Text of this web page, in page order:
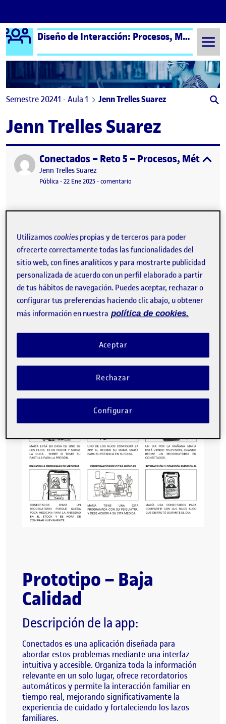
Saltar al contenido
Logo Ágora Diseño de Interacción: Procesos, Métodos y Técnicas – Aula 1
Semestre 20241 - Aula 1 Jenn Trelles Suarez
Jenn Trelles Suarez
Publicado porConectados – Reto 5 – Procesos, Métodos
Publicado por
Jenn Trelles Suarez
Visibilidad:
Pública-Fecha de publicación
22 Ene 202524 enero, 2025 8:45 am
-comentario
CONECTADOS
StoryBoard
Es una propuesta centrada en facilitar la
comunicación y coordinación intergeneracional
para el cuidado de personas mayores mediante una
aplicación intuitiva. El cual cubre las necesidades,
frustraciones y actividades clave que enfrentan las
familias, proporcionando herramientas para ayudar
la conexión emocional y resolver problemas diarios.
Prototipo – Baja
Calidad
Descripción de la app:
Conectados es una aplicación diseñada para
abordar estos problemas mediante una interfaz
intuitiva y accesible. Organiza toda la información
relevante en un solo lugar, ofrece recordatorios
automáticos y permite la interacción familiar en
tiempo real, mejorando significativamente la
experiencia de cuidado y fortaleciendo los lazos
familiares.
Utilizamoscookies propias y de terceros para poder
ofrecerte correctamente todas las funcionalidades del
sitio web, con fines analíticos y para mostrarte publicidad
personalizada de acuerdo con un perfil elaborado a partir
de tus hábitos de navegación. Puedes aceptar, rechazar o
configurar tus preferencias haciendo clic abajo, u obtener
más información en nuestra política de cookies.
Rechazar
Aceptar
Configurar